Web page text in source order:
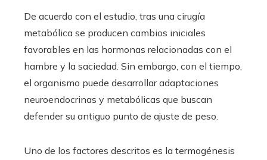
De acuerdo con el estudio, tras una cirugía
metabólica se producen cambios iniciales
favorables en las hormonas relacionadas con el
hambre y la saciedad. Sin embargo, con el tiempo,
el organismo puede desarrollar adaptaciones
neuroendocrinas y metabólicas que buscan
defender su antiguo punto de ajuste de peso.
Uno de los factores descritos es la termogénesis